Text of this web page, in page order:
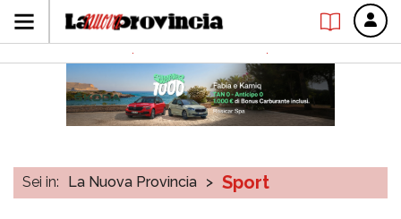
Sei in: La Nuova Provincia > Sport